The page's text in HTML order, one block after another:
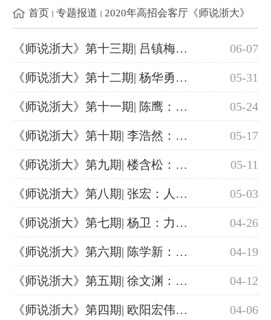
首页 专题报道 2020年高招会客厅《师说浙大》
《师说浙大》第十三期| 吕镇梅：无“微”不至——微生物改变世界 06-07
《师说浙大》第十二期| 杨华勇：智能制造与机器人 05-31
《师说浙大》第十一期| 陈鹰：向海图强——中国发展的出路​ 05-24
《师说浙大》第十期| 李浩然：化学创造奇迹​ 05-17
《师说浙大》第九期| 楼含松：观乎人文，以化成天下 05-11
《师说浙大》第八期| 张宏：人类健康的工程信息化之路 05-03
《师说浙大》第七期| 杨卫：力学与航空航天 04-26
《师说浙大》第六期| 陈学新：选择农业，开拓智慧农业新未来 04-19
《师说浙大》第五期| 徐文渊：物联网安全 04-12
《师说浙大》第四期| 欧阳宏伟：生物医学的时代机遇 04-06